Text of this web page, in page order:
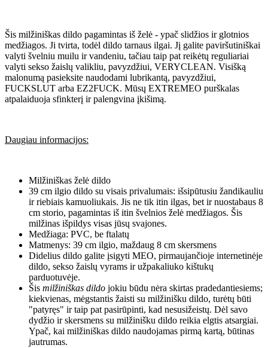
Šis milžiniškas dildo pagamintas iš želė - ypač slidžios ir glotnios
medžiagos. Ji tvirta, todėl dildo tarnaus ilgai. Jį galite paviršutiniškai
valyti švelniu muilu ir vandeniu, tačiau taip pat reikėtų reguliariai
valyti sekso žaislų valikliu, pavyzdžiui, VERYCLEAN. Visišką
malonumą pasieksite naudodami lubrikantą, pavyzdžiui,
FUCKSLUT arba EZ2FUCK. Mūsų EXTREMEO purškalas
atpalaiduoja sfinkterį ir palengvina įkišimą.
Daugiau informacijos:
Milžiniškas želė dildo
39 cm ilgio dildo su visais privalumais: išsipūtusiu žandikauliu
ir riebiais kamuoliukais. Jis ne tik itin ilgas, bet ir nuostabaus 8
cm storio, pagamintas iš itin švelnios želė medžiagos. Šis
milžinas išpildys visas jūsų svajones.
Medžiaga: PVC, be ftalatų
Matmenys: 39 cm ilgio, maždaug 8 cm skersmens
Didelius dildo galite įsigyti MEO, pirmaujančioje internetinėje
dildo, sekso žaislų vyrams ir užpakaliuko kištukų
parduotuvėje.
Šis milžiniškas dildo jokiu būdu nėra skirtas pradedantiesiems;
kiekvienas, mėgstantis žaisti su milžinišku dildo, turėtų būti
"patyręs" ir taip pat pasirūpinti, kad nesusižeistų. Dėl savo
dydžio ir skersmens su milžinišku dildo reikia elgtis atsargiai.
Ypač, kai milžiniškas dildo naudojamas pirmą kartą, būtinas
jautrumas.